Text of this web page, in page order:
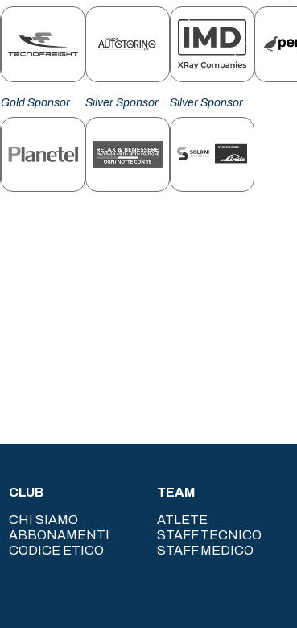
Gold Sponsor Silver Sponsor Silver Sponsor
CLUB
CHI SIAMO
ABBONAMENTI
CODICE ETICO
TEAM
ATLETE
STAFF TECNICO
STAFF MEDICO